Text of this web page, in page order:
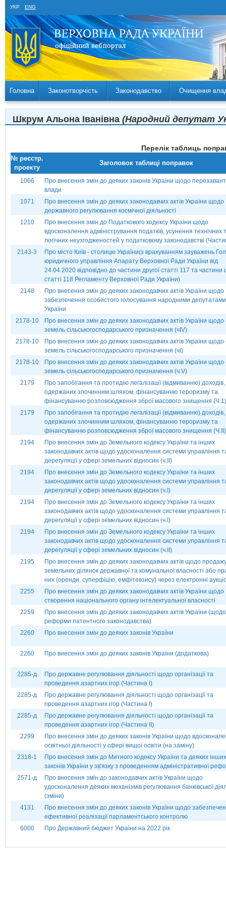
УКР ENG
Головна Законотворчість Законодавство Очищення
Шкрум Альона Іванівна (Народний депутат
Перелік таблиць
№ реєстр.
проекту
Заголовок таблиці поправок
1066
Про внесення змін до деяких законів України щодо
влади
1071
Про внесення змін до деяких законодавчих актів України щодо
державного регулювання космічної діяльності
1210
Про внесення змін до Податкового кодексу України щодо
вдосконалення адміністрування податків, усунення технічних
логічних неузгодженостей у податковому законодавстві
2143-3
Про місто Київ - столицю України(з врахуванням зауважень
юридичного управління Апарату Верховної Ради України від
24.04.2020 відповідно до частини другої статті 117 та частини
статті 118 Регламенту Верховної Ради України)
2148
Про внесення змін до деяких законодавчих актів України щодо
забезпечення особистого голосування народними депутатами
України
2178-10
Про внесення змін до деяких законодавчих актів України щодо
земель сільськогосподарського призначення (чІV)
2178-10
Про внесення змін до деяких законодавчих актів України щодо
земель сільськогосподарського призначення (чІ)
2178-10
Про внесення змін до деяких законодавчих актів України щодо
земель сільськогосподарського призначення (ч.V)
2179
Про запобігання та протидію легалізації (відмиванню) доходів,
одержаних злочинним шляхом, фінансуванню тероризму та
фінансуванню розповсюдження зброї масового знищення (Ч.1)
2179
Про запобігання та протидію легалізації (відмиванню) доходів,
одержаних злочинним шляхом, фінансуванню тероризму та
фінансуванню розповсюдження зброї масового знищення (Ч.ІІ)
2194
Про внесення змін до Земельного кодексу України та інших
законодавчих актів щодо удосконалення системи управління
дерегуляції у сфері земельних відносин (ч.ІІ)
2194
Про внесення змін до Земельного кодексу України та інших
законодавчих актів щодо удосконалення системи управління
дерегуляції у сфері земельних відносин (ч.І)
2194
Про внесення змін до Земельного кодексу України та інших
законодавчих актів щодо удосконалення системи управління
дерегуляції у сфері земельних відносин (ч.І)
2194
Про внесення змін до Земельного кодексу України та інших
законодавчих актів щодо удосконалення системи управління
дерегуляції у сфері земельних відносин (ч.ІІ)
2195
Про внесення змін до деяких законодавчих актів щодо
земельних ділянок державної та комунальної власності або
них (оренди, суперфіцію, емфітевзису) через електронні
2255
Про внесення змін до деяких законодавчих актів України щодо
створення національного органу інтелектуальної власності
2259
Про внесення змін до деяких законодавчих актів України (щодо
реформи патентного законодавства)
2260
Про внесення змін до деяких законів України
2260 Про внесення змін до деяких законів України (додаткова)
2285-д
Про державне регулювання діяльності щодо організації та
проведення азартних ігор (Частина І)
2285-д
Про державне регулювання діяльності щодо організації та
проведення азартних ігор (Частина І)
2285-д
Про державне регулювання діяльності щодо організації та
проведення азартних ігор (Частина ІІ)
2299
Про внесення змін до деяких законів України щодо
освітньої діяльності у сфері вищої освіти (на заміну)
2318-1
Про внесення змін до Митного кодексу України та деяких інших
законів України у зв'язку з проведенням адміністративної
2571-д
Про внесення змін до законодавчих актів України щодо
удосконалення деяких механізмів регулювання банківської
(зміни)
4131
Про внесення змін до деяких законів України щодо
ефективної реалізації парламентського контролю
6000
Про Державний бюджет України на 2022 рік